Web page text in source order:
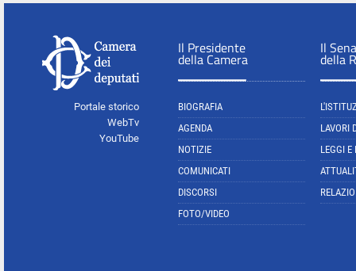
Portale storico
WebTv
YouTube
Il Presidente
della Camera
BIOGRAFIA
AGENDA
NOTIZIE
COMUNICATI
DISCORSI
FOTO/VIDEO
Il
della
LAVORI
LEGGI E